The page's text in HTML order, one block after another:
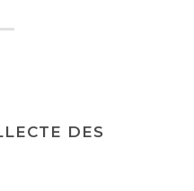
DES